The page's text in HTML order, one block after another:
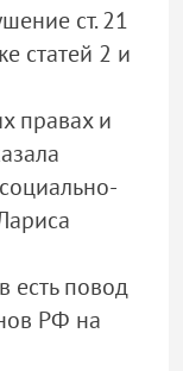
ст. 21
статей 2 и
правах и
есть повод
РФ на